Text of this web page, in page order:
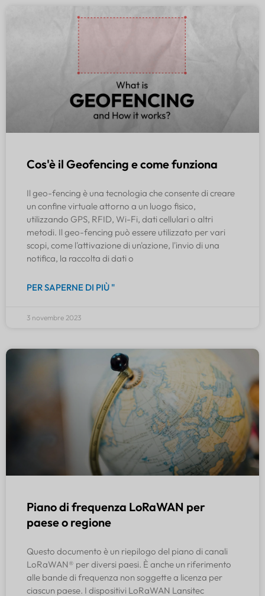
Cos'è il Geofencing e come funziona
Il geo-fencing è una tecnologia che consente di creare
un confine virtuale attorno a un luogo fisico,
utilizzando GPS, RFID, Wi-Fi, dati cellulari o altri
metodi. Il geo-fencing può essere utilizzato per vari
scopi, come l'attivazione di un'azione, l'invio di una
notifica, la raccolta di dati o
PER SAPERNE DI PIÙ "
3 novembre 2023
Piano di frequenza LoRaWAN per
paese o regione
Questo documento è un riepilogo del piano di canali
LoRaWAN® per diversi paesi. È anche un riferimento
alle bande di frequenza non soggette a licenza per
ciascun paese. I dispositivi LoRaWAN Lansitec